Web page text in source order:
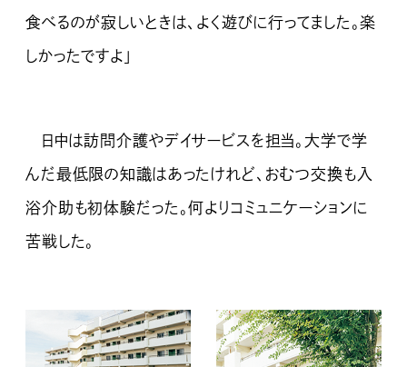
食べるのが寂しいときは、よく遊びに行ってました。楽
しかったですよ」
日中は訪問介護やデイサービスを担当。大学で学
んだ最低限の知識はあったけれど、おむつ交換も入
浴介助も初体験だった。何よりコミュニケーションに
苦戦した。